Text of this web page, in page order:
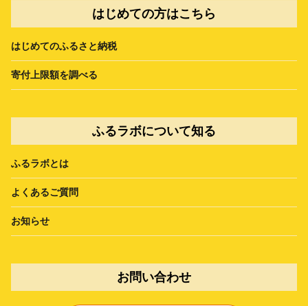
はじめての方はこちら
はじめてのふるさと納税
寄付上限額を調べる
ふるラボについて知る
ふるラボとは
よくあるご質問
お知らせ
お問い合わせ